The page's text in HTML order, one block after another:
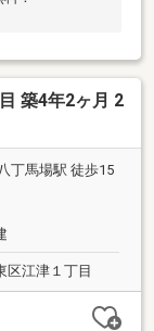
築4年2ヶ月 2
丁馬場駅 徒歩15
区江津１丁目